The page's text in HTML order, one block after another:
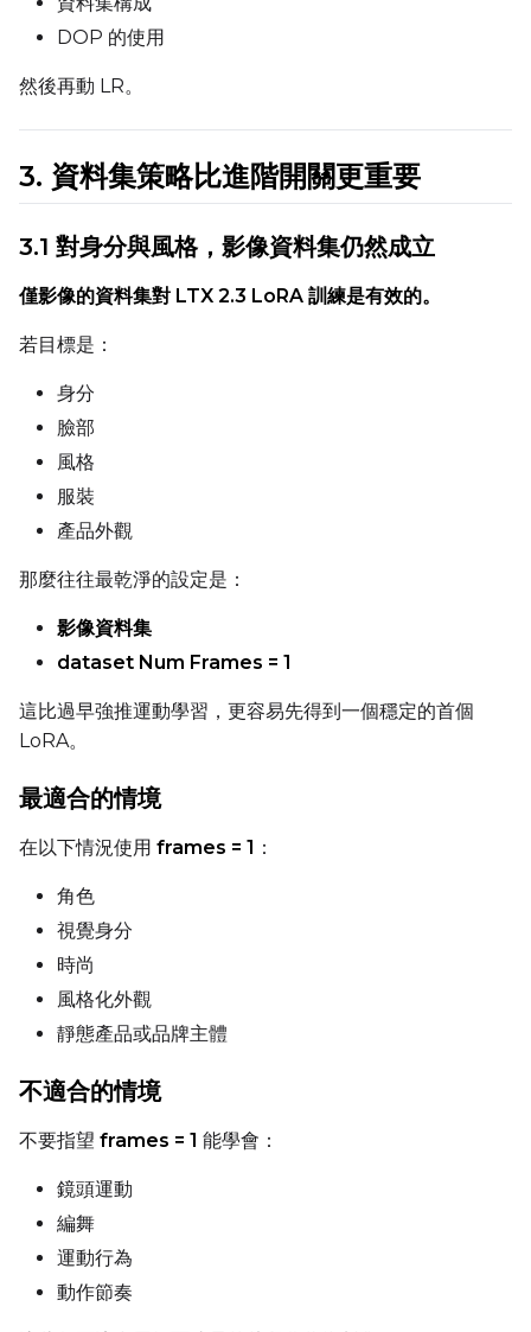
Width
DOP 的使用
然後再動 LR。
3. 資料集策略比進階開關更重要
3.1 對身分與風格，影像資料集仍然成立
僅影像的資料集對 LTX 2.3 LoRA 訓練是有效的。
若目標是：
身分
臉部
風格
服裝
產品外觀
那麼往往最乾淨的設定是：
影像資料集
dataset Num Frames = 1
這比過早強推運動學習，更容易先得到一個穩定的首個
LoRA。
最適合的情境
在以下情況使用 frames = 1 ：
角色
視覺身分
時尚
風格化外觀
靜態產品或品牌主體
不適合的情境
不要指望 frames = 1 能學會：
鏡頭運動
編舞
運動行為
動作節奏